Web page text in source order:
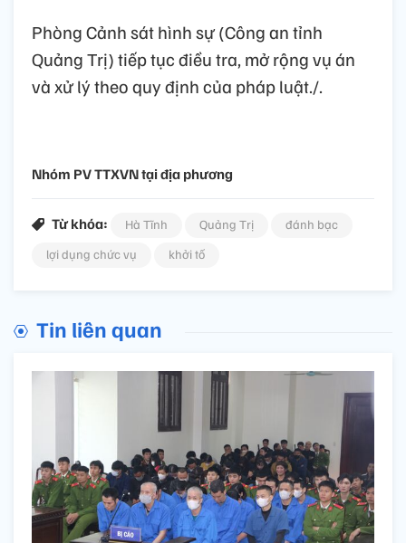
Phòng Cảnh sát hình sự (Công an tỉnh
Quảng Trị) tiếp tục điều tra, mở rộng vụ án
và xử lý theo quy định của pháp luật./.
Nhóm PV TTXVN tại địa phương
Từ khóa: Hà Tĩnh Quảng Trị
đánh bạc
lợi dụng chức vụ
khởi tố
Tin liên quan